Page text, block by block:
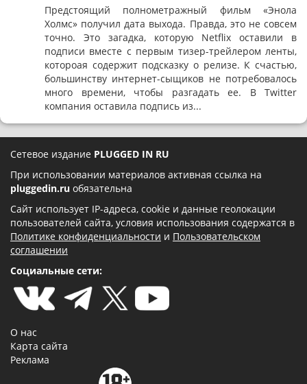
Предстоящий полнометражный фильм «Энола
Холмс» получил дата выхода. Правда, это не совсем
точно. Это загадка, которую Netflix оставили в
подписи вместе с первым тизер-трейлером ленты,
котороая содержит подсказку о релизе. К счастью,
большинству интернет-сыщиков не потребовалось
много времени, чтобы разгадать ее. В Twitter
компания оставила подпись из...
Сетевое издание PLUGGED IN RU
При использовании материалов активная ссылка на
pluggedin.ru обязательна
Сайт использует IP-адреса, cookie и данные геолокации
пользователей сайта, условия использования содержатся в
Политике конфиденциальности и Пользовательском
соглашении
Социальные сети:
О нас
Карта сайта
Реклама